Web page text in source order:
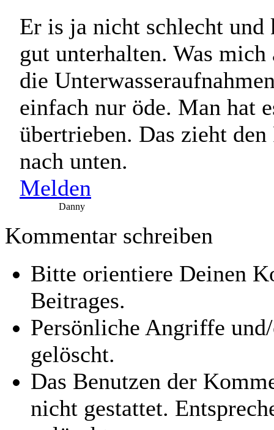
Er is ja nicht schlecht und
gut unterhalten. Was
die
einfach nur öde. Man hat
übertrieben. Das zieht
nach unten.
Melden
Danny
Kommentar schreiben
Bitte orientiere Deinen
Beitrages.
Persönliche Angriffe
gelöscht.
Das Benutzen der
nicht gestattet.